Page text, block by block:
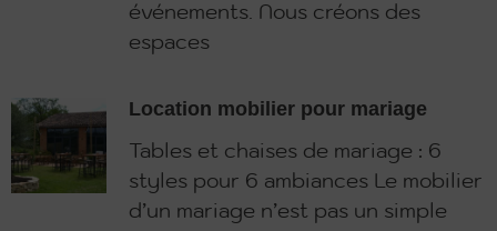
événements. Nous créons des
espaces
Location mobilier pour mariage
Tables et chaises de mariage : 6
styles pour 6 ambiances Le mobilier
d’un mariage n’est pas un simple